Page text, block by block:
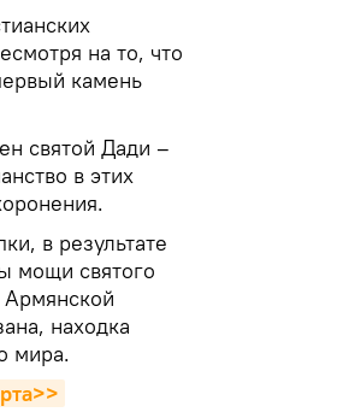
на то, что
камень
святой Дади –
в этих
в результате
мощи святого
находка
мира.